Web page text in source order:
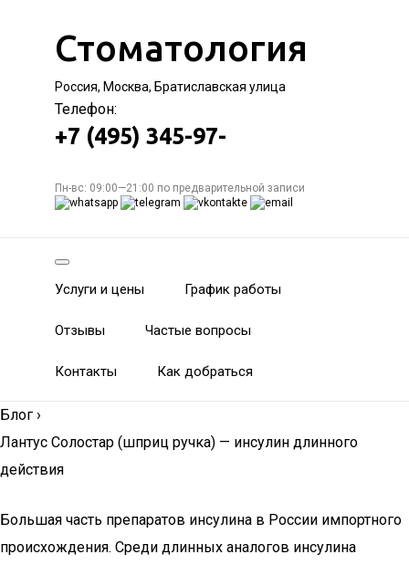
Стоматология
Россия, Москва, Братиславская улица
Телефон:
+7 (495) 345-97-
Пн-вс: 09:00—21:00 по предварительной записи
Услуги и цены График работы
Отзывы Частые вопросы
Контакты Как добраться
Блог ›
Лантус Солостар (шприц ручка) — инсулин длинного
действия
Большая часть препаратов инсулина в России импортного
происхождения. Среди длинных аналогов инсулина